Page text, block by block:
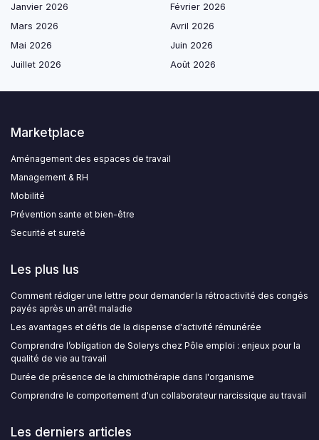
Janvier 2026
Février 2026
Mars 2026
Avril 2026
Mai 2026
Juin 2026
Juillet 2026
Août 2026
Marketplace
Aménagement des espaces de travail
Management & RH
Mobilité
Prévention sante et bien-être
Securité et sureté
Les plus lus
Comment rédiger une lettre pour demander la rétroactivité des congés
payés après un arrêt maladie
Les avantages et défis de la dispense d'activité rémunérée
Comprendre l’obligation de Solerys chez Pôle emploi : enjeux pour la
qualité de vie au travail
Durée de présence de la chimiothérapie dans l'organisme
Comprendre le comportement d'un collaborateur narcissique au travail
Les derniers articles